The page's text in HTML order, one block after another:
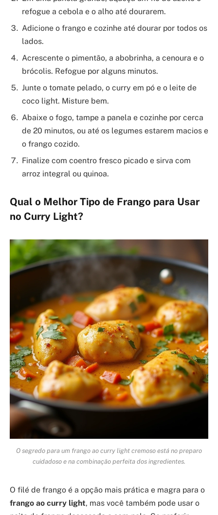
refogue a cebola e o alho até dourarem.
Adicione o frango e cozinhe até dourar por todos os
lados.
Acrescente o pimentão, a abobrinha, a cenoura e o
brócolis. Refogue por alguns minutos.
Junte o tomate pelado, o curry em pó e o leite de
coco light. Misture bem.
Abaixe o fogo, tampe a panela e cozinhe por cerca
de 20 minutos, ou até os legumes estarem macios e
o frango cozido.
Finalize com coentro fresco picado e sirva com
arroz integral ou quinoa.
Qual o Melhor Tipo de Frango para Usar
no Curry Light?
O segredo para um frango ao curry light cremoso está no preparo
cuidadoso e na combinação perfeita dos ingredientes.
O filé de frango é a opção mais prática e magra para o
frango ao curry light, mas você também pode usar o